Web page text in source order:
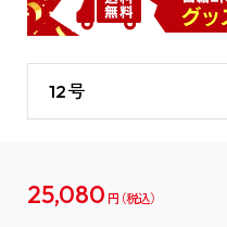
12号
25,080 円